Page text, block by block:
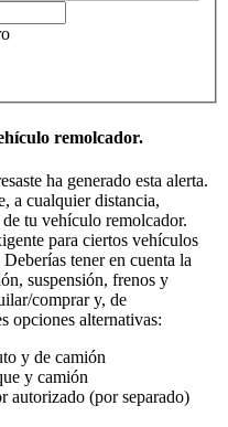
remolcador.
ha generado esta alerta.
a cualquier distancia,
tu vehículo remolcador.
para ciertos vehículos
tener en cuenta la
suspensión, frenos y
comprar y, de
opciones alternativas:
y de camión
y camión
autorizado (por separado)